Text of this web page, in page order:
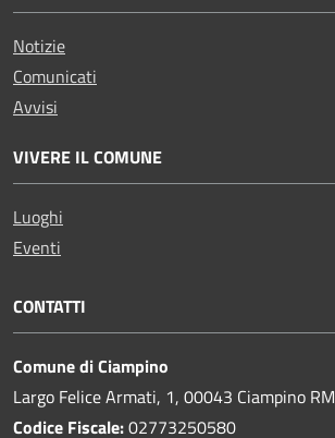
Notizie
Comunicati
Avvisi
VIVERE IL COMUNE
Luoghi
Eventi
CONTATTI
Comune di Ciampino
Largo Felice Armati, 1, 00043 Ciampino RM
Codice Fiscale:02773250580